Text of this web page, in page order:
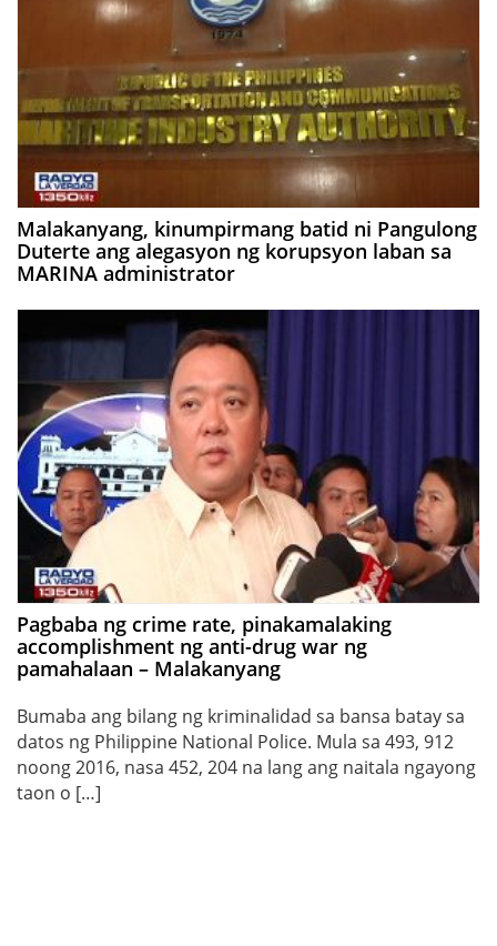
Malakanyang, kinumpirmang batid ni Pangulong
Duterte ang alegasyon ng korupsyon laban sa
MARINA administrator
Pagbaba ng crime rate, pinakamalaking
accomplishment ng anti-drug war ng
pamahalaan – Malakanyang
Bumaba ang bilang ng kriminalidad sa bansa batay sa
datos ng Philippine National Police. Mula sa 493, 912
noong 2016, nasa 452, 204 na lang ang naitala ngayong
taon o […]